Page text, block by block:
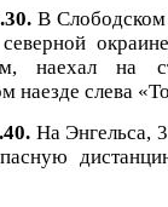
В
наехал на
наезде слева
На Энгельса,